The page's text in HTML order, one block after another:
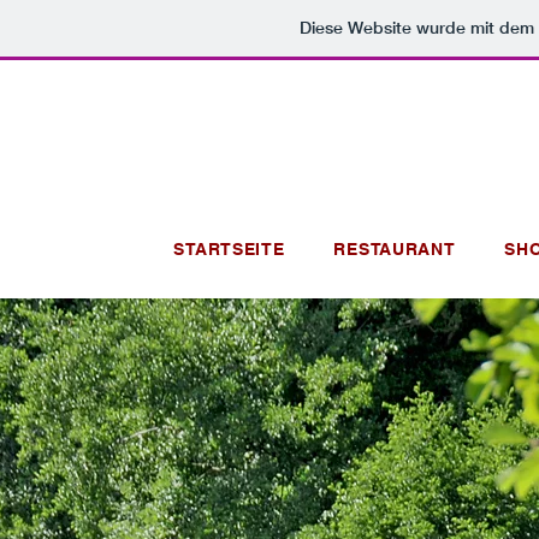
Diese Website wurde mit
STARTSEITE RESTAURANT